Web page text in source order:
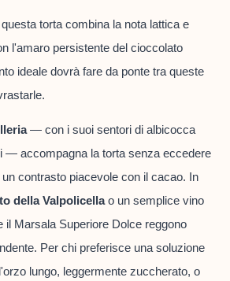
torta combina la nota lattica e
l'amaro persistente del cioccolato
ideale dovrà fare da ponte tra queste
— con i suoi sentori di albicocca
— accompagna la torta senza eccedere
contrasto piacevole con il cacao. In
della Valpolicellao un semplice vino
il Marsala Superiore Dolce reggono
Per chi preferisce una soluzione
lungo, leggermente zuccherato, o